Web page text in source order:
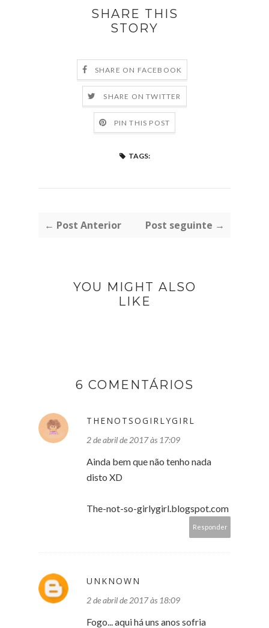
SHARE THIS
STORY
SHARE ON FACEBOOK
SHARE ON TWITTER
PIN THIS POST
TAGS:
← Post Anterior Post seguinte →
YOU MIGHT ALSO
LIKE
6 COMENTÁRIOS
THENOTSOGIRLYGIRL
2 de abril de 2017 às 17:09
Ainda bem que não tenho nada
disto XD
The-not-so-girlygirl.blogspot.com
Responder
UNKNOWN
2 de abril de 2017 às 18:09
Fogo... aqui há uns anos sofria